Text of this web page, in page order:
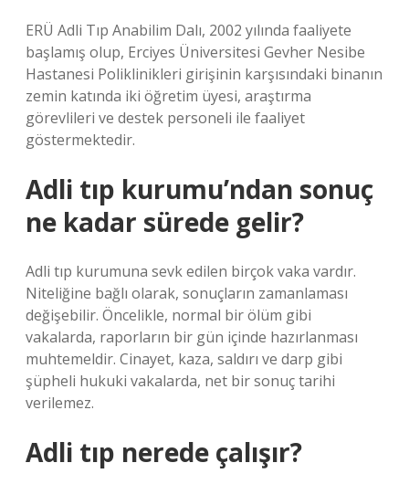
ERÜ Adli Tıp Anabilim Dalı, 2002 yılında faaliyete
başlamış olup, Erciyes Üniversitesi Gevher Nesibe
Hastanesi Poliklinikleri girişinin karşısındaki binanın
zemin katında iki öğretim üyesi, araştırma
görevlileri ve destek personeli ile faaliyet
göstermektedir.
Adli tıp kurumu’ndan sonuç
ne kadar sürede gelir?
Adli tıp kurumuna sevk edilen birçok vaka vardır.
Niteliğine bağlı olarak, sonuçların zamanlaması
değişebilir. Öncelikle, normal bir ölüm gibi
vakalarda, raporların bir gün içinde hazırlanması
muhtemeldir. Cinayet, kaza, saldırı ve darp gibi
şüpheli hukuki vakalarda, net bir sonuç tarihi
verilemez.
Adli tıp nerede çalışır?